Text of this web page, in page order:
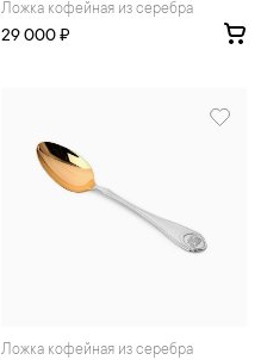
Ложка кофейная из серебра
29 000 ₽
Ложка кофейная из серебра